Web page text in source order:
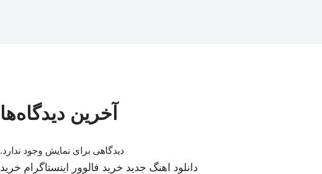
آخرین دیدگاه‌ها
دیدگاهی برای نمایش وجود ندارد.
دانلود اهنگ جدید خرید فالوور اینستاگرام خرید